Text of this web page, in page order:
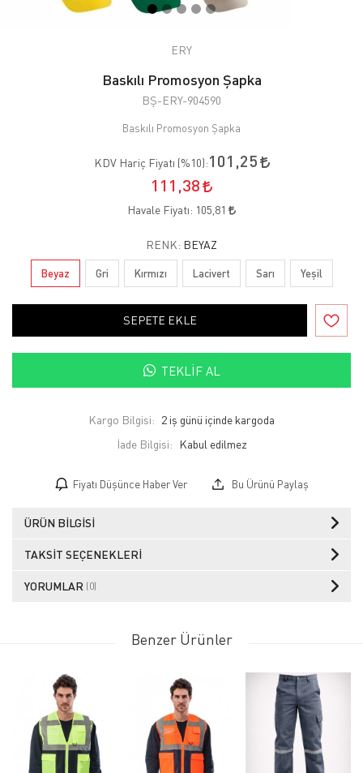
ERY
Baskılı Promosyon Şapka
BŞ-ERY-904590
Baskılı Promosyon Şapka
KDV Hariç Fiyatı (%10):101,25
111,38
Havale Fiyatı: 105,81
RENK: BEYAZ
Beyaz Gri Kırmızı Lacivert Sarı Yeşil
SEPETE EKLE
TEKLIF AL
Kargo Bilgisi: 2 iş günü içinde kargoda
İade Bilgisi:
Fiyatı Düşünce Haber Ver Bu Ürünü Paylaş
ÜRÜN BILGISI
TAKSIT SEÇENEKLERI
YORUMLAR (0)
Benzer Ürünler